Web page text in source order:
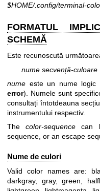
$HOME/.config/terminal-
FORMATUL
SCHEMĂ
Este recunoscută
nume secvență-culoare
nume este un nume logic
error). Numele sunt
consultați întotdeauna
instrumentului respectiv.
Thecolor-sequence can
sequence, or an escape
Nume de culori
Valid color names are:
darkgray, gray, green,